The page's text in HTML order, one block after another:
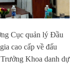
Cục quản lý Đầu
cao cấp về đấu
Khoa danh dự